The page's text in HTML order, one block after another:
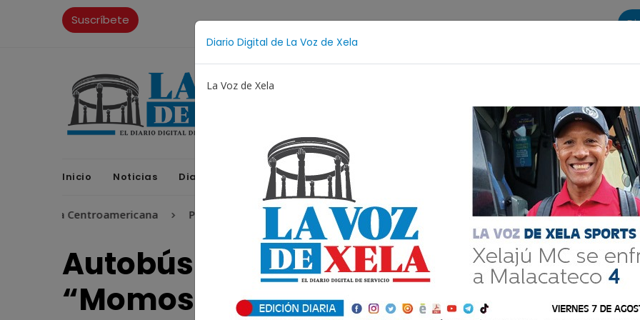
Diario Digital de La Voz de Xela
La Voz de Xela
Suscríbete
Inicio Noticias Diario Digital Opiniones La Voz de Xela Sports Contáctanos LA VOZ 25
Centroamericana Patzicía Escritura Noveno Aniversario Fichajes Niñez y Adolescencia
Autobús de transportes
“Momosteca” cae a hondonada en